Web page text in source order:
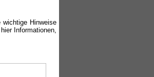
Hinweise
Informationen,